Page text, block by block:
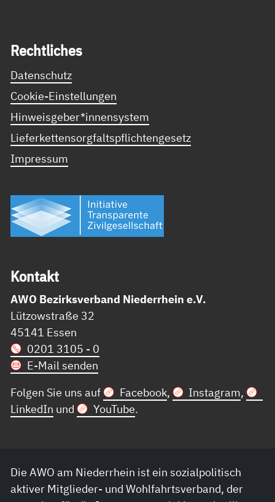
Recht­li­ches
Datenschutz
Cookie-Einstellungen
Hinweisgeber*innensystem
Lieferkettensorgfaltspflichtengesetz
Impressum
Kon­takt
AWO Bezirksverband Niederrhein e.V.
Lützowstraße 32
45141 Essen
0201 3105 - 0
E-Mail senden
Folgen Sie uns auf
Facebook, Instagram,
LinkedIn und YouTube.
Die AWO am Niederrhein ist ein sozialpolitisch
aktiver Mitglieder- und Wohlfahrtsverband, der